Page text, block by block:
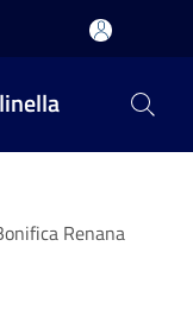
Renana